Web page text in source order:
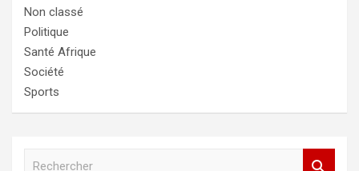
Non classé
Politique
Santé Afrique
Société
Sports